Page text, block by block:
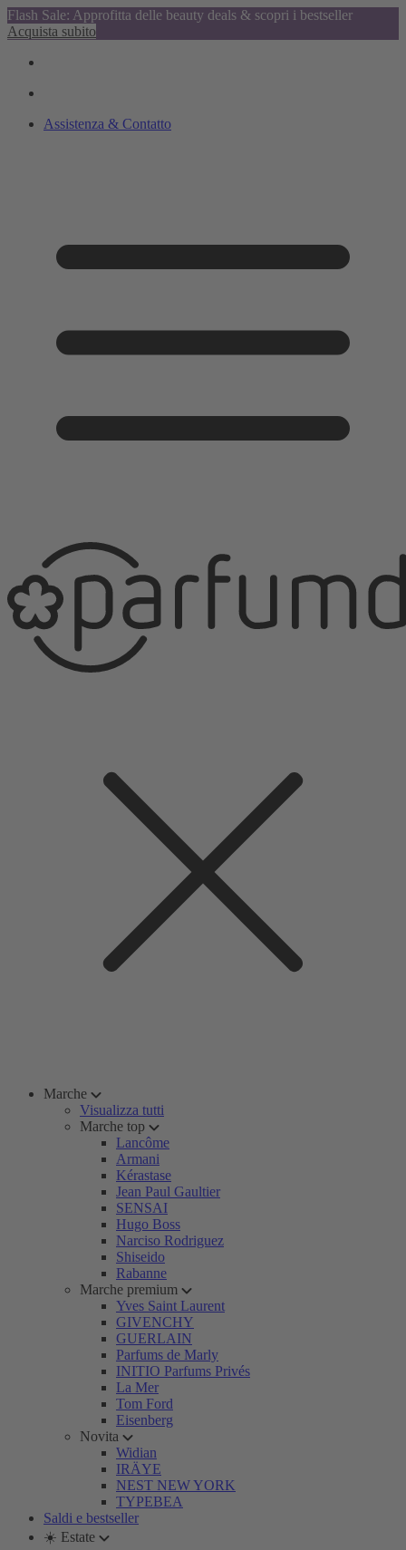
Flash Sale: Approfitta delle beauty deals & scopri i bestseller
Acquista subito
Assistenza & Contatto
Marche
Visualizza tutti
Marche top
Lancôme
Armani
Kérastase
Jean Paul Gaultier
SENSAI
Hugo Boss
Narciso Rodriguez
Shiseido
Rabanne
Marche premium
Yves Saint Laurent
GIVENCHY
GUERLAIN
Parfums de Marly
INITIO Parfums Privés
La Mer
Tom Ford
Eisenberg
Novita
Widian
IRÄYE
NEST NEW YORK
TYPEBEA
Saldi e bestseller
☀️ Estate